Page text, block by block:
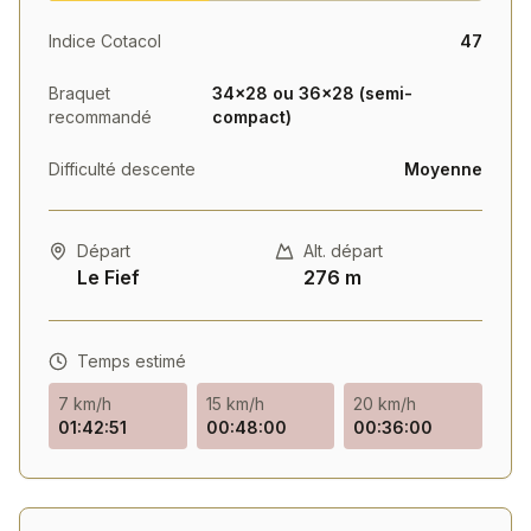
Indice Cotacol 47
Braquet
recommandé
34×28 ou 36×28 (semi-
compact)
Difficulté descente Moyenne
Départ
Le Fief
Alt. départ
276 m
Temps estimé
7 km/h
01:42:51
15 km/h
00:48:00
20 km/h
00:36:00